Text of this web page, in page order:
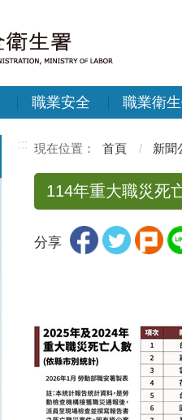
職業安全 職業衛
::: 首頁 新聞
114年重大職災死
分享